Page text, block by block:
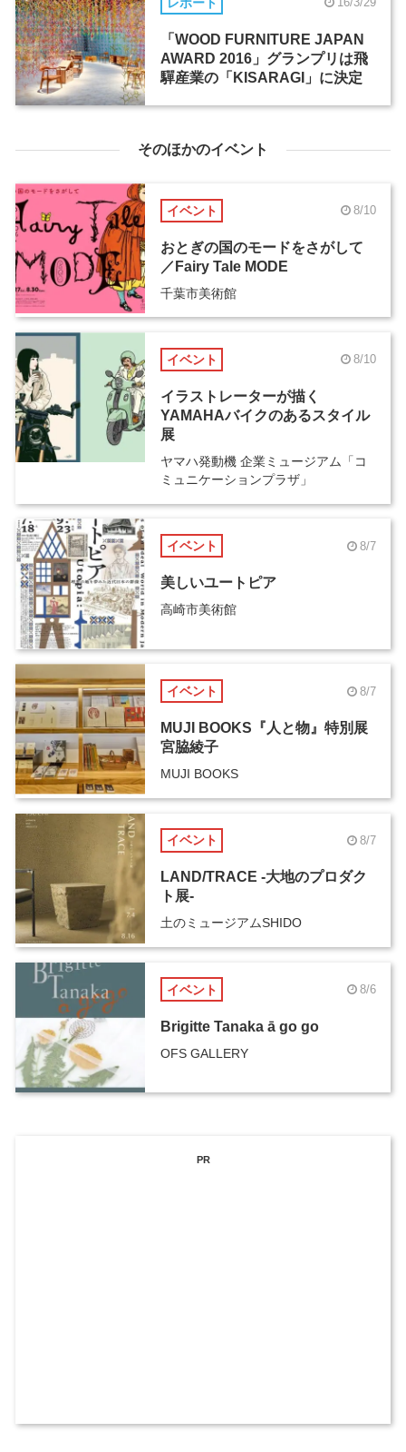
「WOOD FURNITURE JAPAN
AWARD 2016」グランプリは飛
驒産業の「KISARAGI」に決定
そのほかのイベント
イベント 8/10
おとぎの国のモードをさがして
／Fairy Tale MODE
千葉市美術館
イベント 8/10
イラストレーターが描く
YAMAHAバイクのあるスタイル
展
ヤマハ発動機 企業ミュージアム「コ
ミュニケーションプラザ」
イベント 8/7
美しいユートピア
高崎市美術館
イベント 8/7
MUJI BOOKS『人と物』特別展
宮脇綾子
MUJI BOOKS
イベント 8/7
LAND/TRACE -大地のプロダク
ト展-
土のミュージアムSHIDO
イベント 8/6
Brigitte Tanaka ā go go
OFS GALLERY
PR